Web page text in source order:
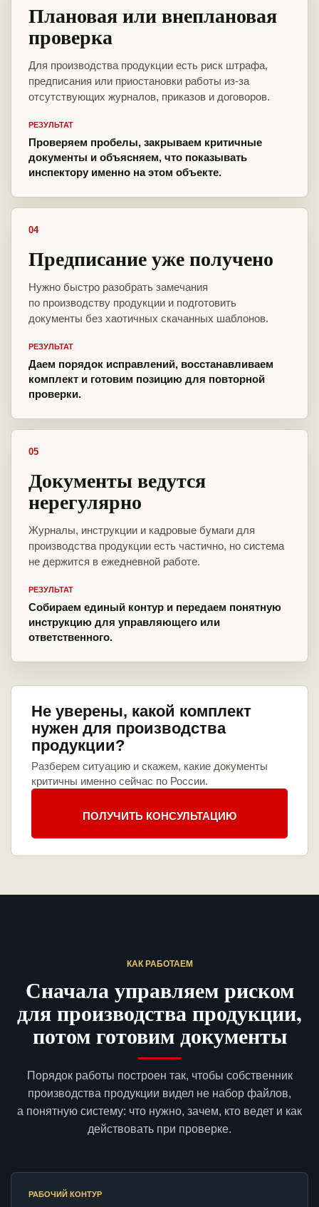
Плановая или внеплановая
проверка
Для производства продукции есть риск штрафа,
предписания или приостановки работы из-за
отсутствующих журналов, приказов и договоров.
РЕЗУЛЬТАТ
Проверяем пробелы, закрываем критичные
документы и объясняем, что показывать
инспектору именно на этом объекте.
04
Предписание уже получено
Нужно быстро разобрать замечания
по производству продукции и подготовить
документы без хаотичных скачанных шаблонов.
РЕЗУЛЬТАТ
Даем порядок исправлений, восстанавливаем
комплект и готовим позицию для повторной
проверки.
05
Документы ведутся
нерегулярно
Журналы, инструкции и кадровые бумаги для
производства продукции есть частично, но система
не держится в ежедневной работе.
РЕЗУЛЬТАТ
Собираем единый контур и передаем понятную
инструкцию для управляющего или
ответственного.
Не уверены, какой комплект
нужен для производства
продукции?
Разберем ситуацию и скажем, какие документы
критичны именно сейчас по России.
ПОЛУЧИТЬ КОНСУЛЬТАЦИЮ
КАК РАБОТАЕМ
Сначала управляем риском
для производства продукции,
потом готовим документы
Порядок работы построен так, чтобы собственник
производства продукции видел не набор файлов,
а понятную систему: что нужно, зачем, кто ведет и как
действовать при проверке.
РАБОЧИЙ КОНТУР